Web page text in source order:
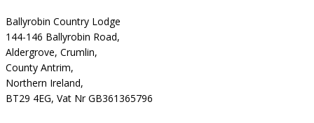
Ballyrobin Country Lodge
144-146 Ballyrobin Road,
Aldergrove, Crumlin,
County Antrim,
Northern Ireland,
BT29 4EG, Vat Nr GB361365796